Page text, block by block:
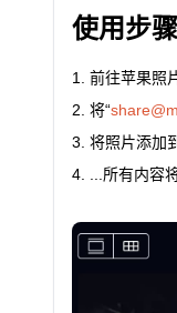
使用步骤
前往苹果照
将“
将照片添加
...所有内容